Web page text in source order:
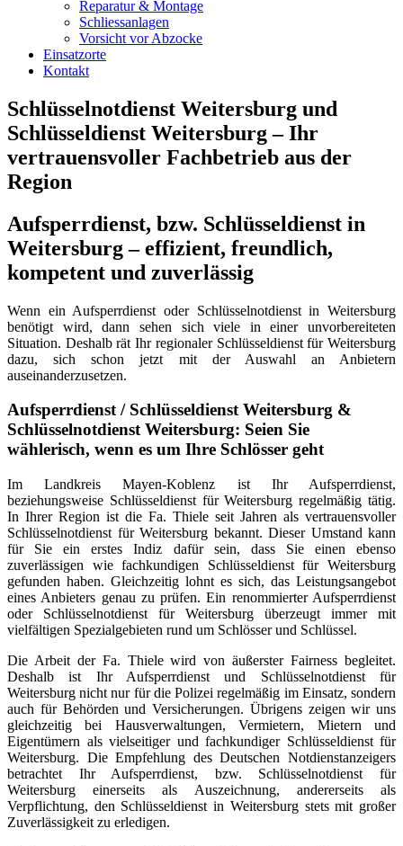
Reparatur & Montage
Schliessanlagen
Vorsicht vor Abzocke
Einsatzorte
Kontakt
Schlüsselnotdienst Weitersburg und
Schlüsseldienst Weitersburg – Ihr
vertrauensvoller Fachbetrieb aus der
Region
Aufsperrdienst, bzw. Schlüsseldienst in
Weitersburg – effizient, freundlich,
kompetent und zuverlässig
Wenn ein Aufsperrdienst oder Schlüsselnotdienst in Weitersburg
benötigt wird, dann sehen sich viele in einer unvorbereiteten
Situation. Deshalb rät Ihr regionaler Schlüsseldienst für Weitersburg
dazu, sich schon jetzt mit der Auswahl an Anbietern
auseinanderzusetzen.
Aufsperrdienst / Schlüsseldienst Weitersburg &
Schlüsselnotdienst Weitersburg: Seien Sie
wählerisch, wenn es um Ihre Schlösser geht
Im Landkreis Mayen-Koblenz ist Ihr Aufsperrdienst,
beziehungsweise Schlüsseldienst für Weitersburg regelmäßig tätig.
In Ihrer Region ist die Fa. Thiele seit Jahren als vertrauensvoller
Schlüsselnotdienst für Weitersburg bekannt. Dieser Umstand kann
für Sie ein erstes Indiz dafür sein, dass Sie einen ebenso
zuverlässigen wie fachkundigen Schlüsseldienst für Weitersburg
gefunden haben. Gleichzeitig lohnt es sich, das Leistungsangebot
eines Anbieters genau zu prüfen. Ein renommierter Aufsperrdienst
oder Schlüsselnotdienst für Weitersburg überzeugt immer mit
vielfältigen Spezialgebieten rund um Schlösser und Schlüssel.
Die Arbeit der Fa. Thiele wird von äußerster Fairness begleitet.
Deshalb ist Ihr Aufsperrdienst und Schlüsselnotdienst für
Weitersburg nicht nur für die Polizei regelmäßig im Einsatz, sondern
auch für Behörden und Versicherungen. Übrigens zeigen wir uns
gleichzeitig bei Hausverwaltungen, Vermietern, Mietern und
Eigentümern als vielseitiger und fachkundiger Schlüsseldienst für
Weitersburg. Die Empfehlung des Deutschen Notdienstanzeigers
betrachtet Ihr Aufsperrdienst, bzw. Schlüsselnotdienst für
Weitersburg einerseits als Auszeichnung, andererseits als
Verpflichtung, den Schlüsseldienst in Weitersburg stets mit großer
Zuverlässigkeit zu erledigen.